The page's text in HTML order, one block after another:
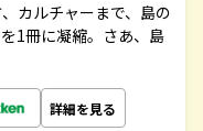
カルチャーまで、島の
1冊に凝縮。さあ、島
詳細を見る